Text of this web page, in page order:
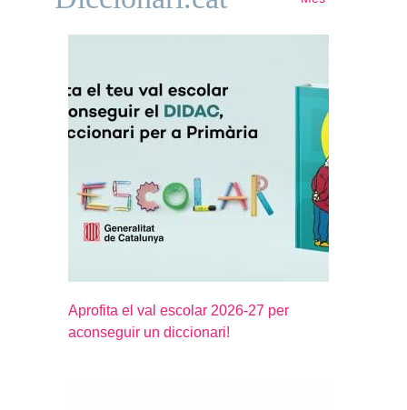
Aprofita el val escolar 2026-27 per
aconseguir un diccionari!